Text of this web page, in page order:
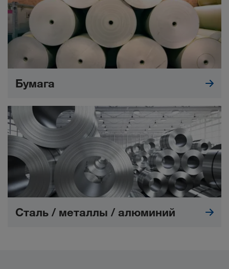
Бумага
Сталь / металлы / алюминий